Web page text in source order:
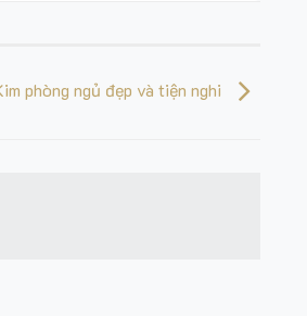
phòng ngủ đẹp và tiện nghi